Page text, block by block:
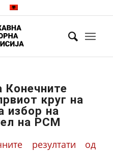
Конечните
круг на
избор на
на РСМ
резултати од